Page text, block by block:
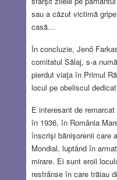
sau a căzut victimă
casă…
În concluzie, Jenő
comitatul Sălaj, s-a
pierdut viaţa în Primul
locul pe obeliscul
E interesant de
în 1936, în România
înscrişi bănişorenii care
Mondial, luptând în
mirare. Ei sunt eroii
restrânse în care trăiau